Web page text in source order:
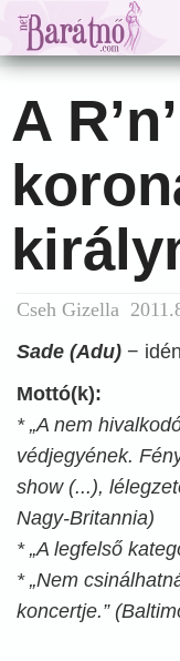
A
Cseh Gizella
Sade (Adu) −
Mottó(k):
* „A nem
védjegyének.
show (...),
Nagy-Britannia)
* „A legfelső
* „Nem
koncertje.”